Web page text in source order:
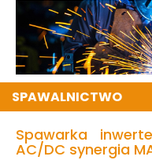
SPAWALNICTWO
Spawarka
AC/DC synergia